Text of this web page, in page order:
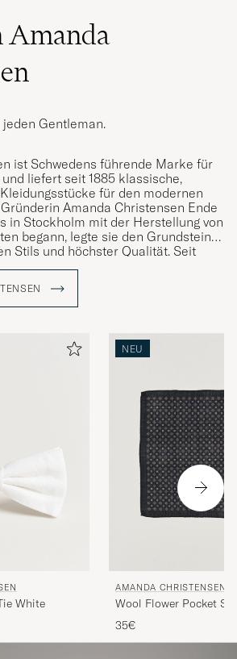
Amanda
Gentleman.
ist Schwedens führende Marke für
liefert seit 1885 klassische,
für den modernen
Amanda Christensen Ende
in Stockholm mit der Herstellung von
begann, legte sie den Grundstein
Stils und höchster Qualität. Seit
königlicher Hoflieferant und
– Details, die die Persönlichkeit
Männer weltweit
in Italien statt, wo das Handwerk über
White
NEU
AMANDA CHRISTENSEN
Wool Flower Pocket
35€